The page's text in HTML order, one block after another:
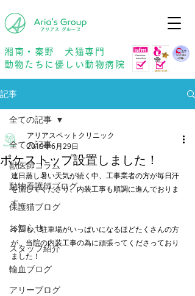
湘南・秦野 犬猫専門
動物たちに優しい動物病院
記事
全ての記事
獣医師コラム
動物看護師ブログ
保護猫ブログ
お知らせ
スタッフ紹介
輸血ブログ
アリーブログ
全ての記事
ポケストップ設置しました！
アリアスペットクリニック
2019年6月29日
連日蒸し暑い天気が続く中、工事業者の方が毎日汗
を流してくださり、内装工事も順調に進んでおりま
す。
今日も、駐車場がいっぱいになるほどたくさんの方
が、当院の内装工事の為に頑張ってくださっており
ました！